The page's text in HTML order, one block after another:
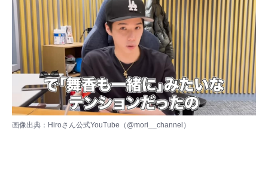
画像出典：Hiroさん公式YouTube（ @mori__channel ）